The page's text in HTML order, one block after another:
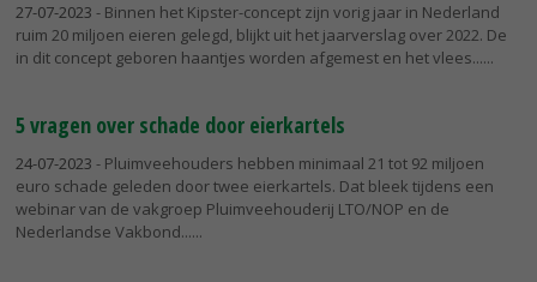
27-07-2023 - Binnen het Kipster-concept zijn vorig jaar in Nederland
ruim 20 miljoen eieren gelegd, blijkt uit het jaarverslag over 2022. De
in dit concept geboren haantjes worden afgemest en het vlees...
5 vragen over schade door eierkartels
24-07-2023 - Pluimveehouders hebben minimaal 21 tot 92 miljoen
euro schade geleden door twee eierkartels. Dat bleek tijdens een
webinar van de vakgroep Pluimveehouderij LTO/NOP en de
Nederlandse Vakbond...